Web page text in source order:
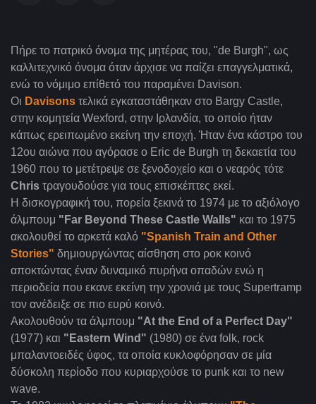
Πήρε το πατρικό όνομα της μητέρας του, "de Burgh", ως
καλλιτεχνικό όνομα όταν άρχισε να παίζει επαγγελματικά,
ενώ το νόμιμο επίθετό του παραμένει Davison.
Οι Davisons τελικά εγκαταστάθηκαν στο Bargy Castle,
στην κομητεία Wexford, στην Ιρλανδία, το οποίο ήταν
κάπως ερειπωμένο εκείνη την εποχή. Ήταν ένα κάστρο του
12ου αιώνα που αγόρασε ο Eric de Burgh τη δεκαετία του
1960 που το μετέτρεψε σε ξενοδοχείο και ο νεαρός τότε
Chris τραγουδούσε για τους επισκέπτες εκεί.
Η δισκογραφική του, πορεία ξεκινά το 1974 με το αξιόλογο
άλμπουμ "Far Beyond These Castle Walls" και το 1975
ακολουθεί το αρκετά καλό "Spanish Train and Other
Stories" δημιουργώντας αίσθηση στο ροκ κοινό
αποκτώντας έναν δυναμικό πυρήνα οπαδών ενώ η
περιοδεία που εκανε εκείνη την χρονιά με τους Supertramp
τον ανέδειξε σε πιο ευρύ κοινό.
Ακολουθούν τα άλμπουμ "At the End of a Perfect Day"
(1977) και "Eastern Wind" (1980) σε ένα folk, rock
μπαλαντοειδές ύφος, τα οποία κυκλοφόρησαν σε μία
δύσκολη περίοδο που κυριαρχούσε το punk και το new
wave.